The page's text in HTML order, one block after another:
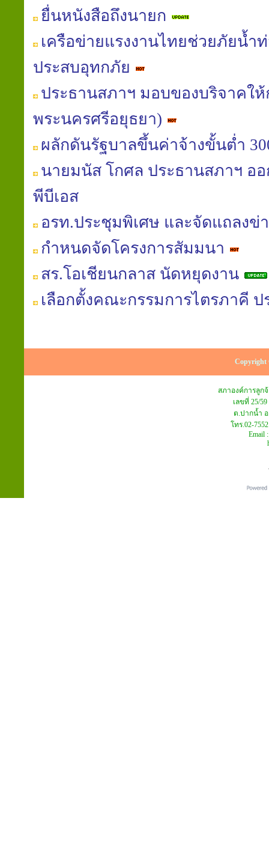
ยื่นหนังสือถึงนายก
เครือข่ายแรงงานไทยช่วยภัยน้ำ
ประสบอุทกภัย
ประธานสภาฯ มอบของบริจาคใ
พระนครศรีอยุธยา)
ผลักดันรัฐบาลขึ้นค่าจ้างขั้นต่ำ
นายมนัส โกศล ประธานสภาฯ อ
พีบีเอส
อรท.ประชุมพิเศษ และจัดแถลงข่
กำหนดจัดโครงการสัมมนา
สร.โอเชียนกลาส นัดหยุดงาน
เลือกตั้งคณะกรรมการไตรภาคี ป
Copyright
สภาองค์การลูก
เลขที่ 25/
ต.ปากน้ำ อ
โทร.02-
Email